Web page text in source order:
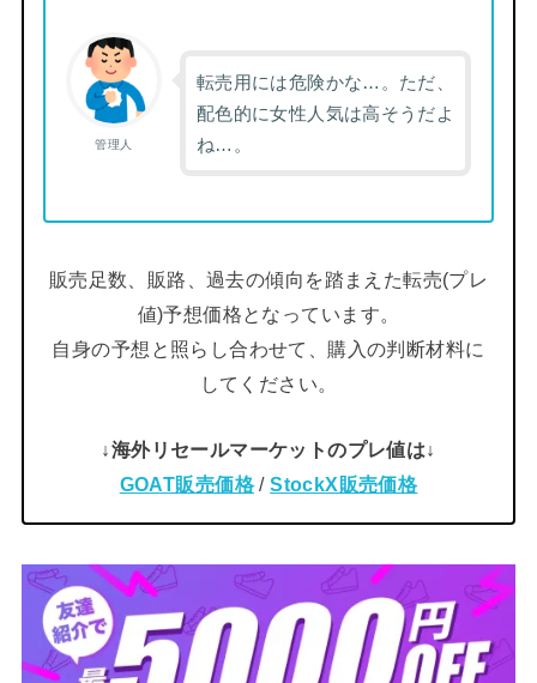
管理人
転売用には危険かな…。ただ、
配色的に女性人気は高そうだよ
ね…。
販売足数、販路、過去の傾向を踏まえた転売(プレ
値)予想価格となっています。
自身の予想と照らし合わせて、購入の判断材料に
してください。
↓海外リセールマーケットのプレ値は↓
GOAT販売価格/StockX販売価格